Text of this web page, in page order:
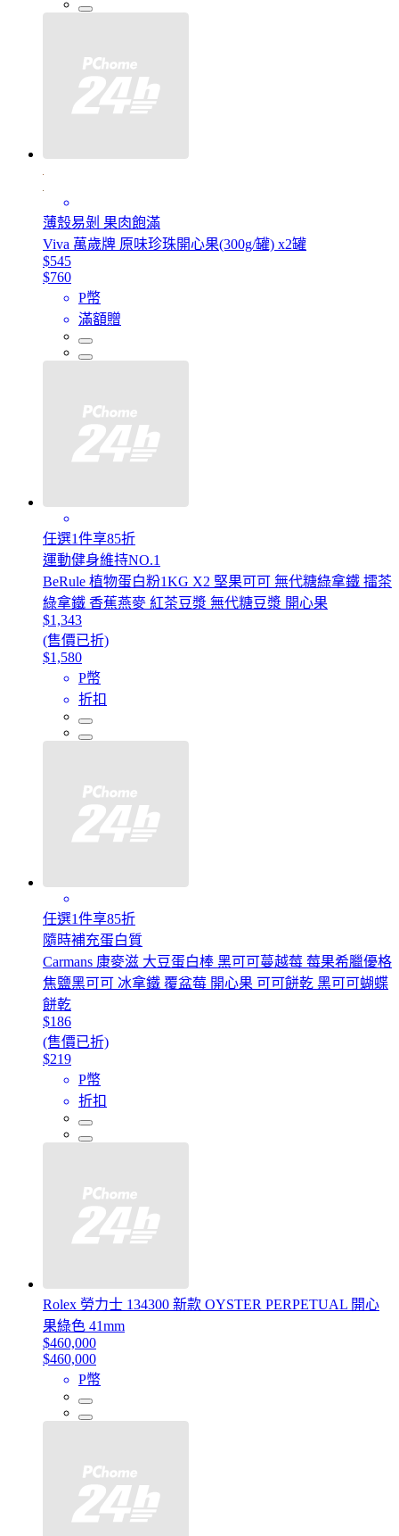
薄殼易剝 果肉飽滿
Viva 萬歲牌 原味珍珠開心果(300g/罐) x2罐
$545
$760
P幣
滿額贈
任選1件享85折
運動健身維持NO.1
BeRule 植物蛋白粉1KG X2 堅果可可 無代糖綠拿鐵 擂茶
綠拿鐵 香蕉燕麥 紅茶豆漿 無代糖豆漿 開心果
$1,343
(售價已折)
$1,580
P幣
折扣
任選1件享85折
隨時補充蛋白質
Carmans 康麥滋 大豆蛋白棒 黑可可蔓越莓 莓果希臘優格
焦鹽黑可可 冰拿鐵 覆盆莓 開心果 可可餅乾 黑可可蝴蝶
餅乾
$186
(售價已折)
$219
P幣
折扣
Rolex 勞力士 134300 新款 OYSTER PERPETUAL 開心
果綠色 41mm
$460,000
$460,000
P幣